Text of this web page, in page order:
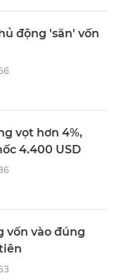
động 'săn' vốn
vọt hơn 4%,
4.400 USD
vốn vào đúng